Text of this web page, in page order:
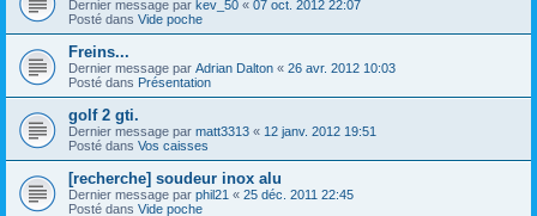
Dernier message par kev_50 « 07 oct. 2012 22:07
Posté dans Vide poche
Freins...
Dernier message par Adrian Dalton « 26 avr. 2012 10:03
Posté dans Présentation
golf 2 gti.
Dernier message par matt3313 « 12 janv. 2012 19:51
Posté dans Vos caisses
[recherche] soudeur inox alu
Dernier message par phil21 « 25 déc. 2011 22:45
Posté dans Vide poche